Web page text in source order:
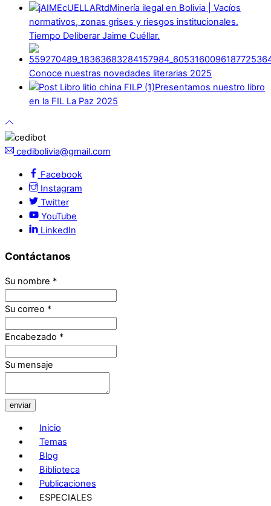
Minería ilegal en Bolivia | Vacíos
normativos, zonas grises y riesgos institucionales.
Tiempo Deliberar Jaime Cuéllar.
Conoce nuestras novedades literarias 2025
Presentamos nuestro libro
en la FIL La Paz 2025
cedibolivia@gmail.com
Facebook
Instagram
Twitter
YouTube
LinkedIn
Contáctanos
Su nombre *
Su correo *
Encabezado *
Su mensaje
enviar
Inicio
Temas
Blog
Biblioteca
Publicaciones
ESPECIALES